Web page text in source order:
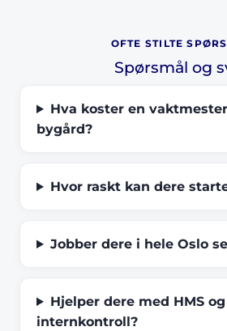
OFTE STILTE
Spørsmål og
Hva koster en
bygård?
Hvor raskt kan dere
Jobber dere i hele Oslo
Hjelper dere med HMS og
internkontroll?